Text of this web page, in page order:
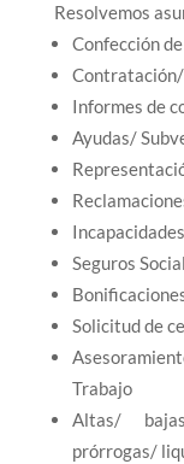
Resolvemos
Confección
Informes de
Ayudas/
Seguros
Solicitud de
Trabajo
Altas/
prórrogas/